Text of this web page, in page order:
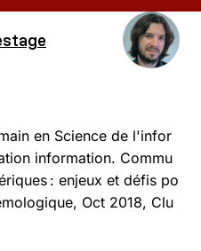
en Science de l'infor
information. Commu
: enjeux et défis po
Oct 2018, Clu